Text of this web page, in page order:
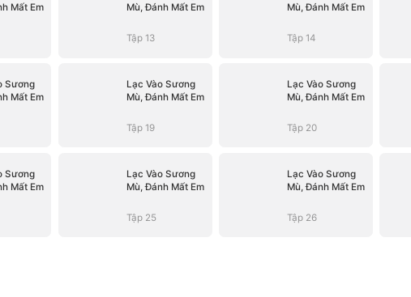
Mất Em
Mù, Đánh Mất Em
Tập 13
Mù, Đánh Mất Em
Tập 14
Sương
Mất Em
Lạc Vào Sương
Mù, Đánh Mất Em
Tập 19
Lạc Vào Sương
Mù, Đánh Mất Em
Tập 20
Sương
Mất Em
Lạc Vào Sương
Mù, Đánh Mất Em
Tập 25
Lạc Vào Sương
Mù, Đánh Mất Em
Tập 26